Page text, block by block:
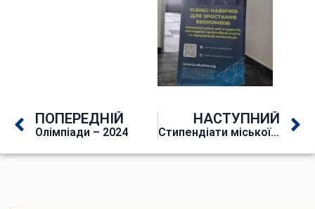
ПОПЕРЕДНІЙ
Олімпіади – 2024
НАСТУПНИЙ
Стипендіати міської ради – 2024